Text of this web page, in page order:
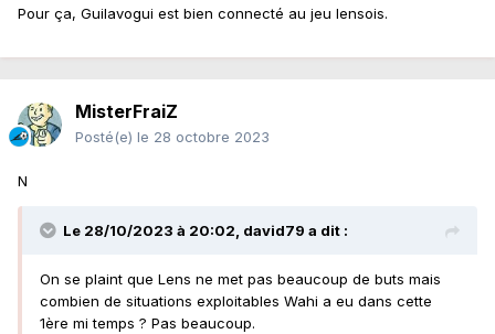
Pour ça, Guilavogui est bien connecté au jeu lensois.
MisterFraiZ
Posté(e) le 28 octobre 2023
N
Le 28/10/2023 à 20:02, david79 a dit :
On se plaint que Lens ne met pas beaucoup de buts mais
combien de situations exploitables Wahi a eu dans cette
1ère mi temps ? Pas beaucoup.